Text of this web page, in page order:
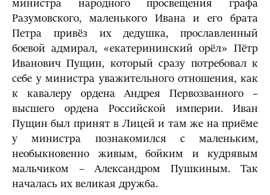
министра народного просвещения графа
Разумовского, маленького Ивана и его брата
Петра привёз их дедушка, прославленный
боевой адмирал, «екатерининский орёл» Пётр
Иванович Пущин, который сразу потребовал к
себе у министра уважительного отношения, как
к кавалеру ордена Андрея Первозванного –
высшего ордена Российской империи. Иван
Пущин был принят в Лицей и там же на приёме
у министра познакомился с маленьким,
необыкновенно живым, бойким и кудрявым
мальчиком – Александром Пушкиным. Так
началась их великая дружба.